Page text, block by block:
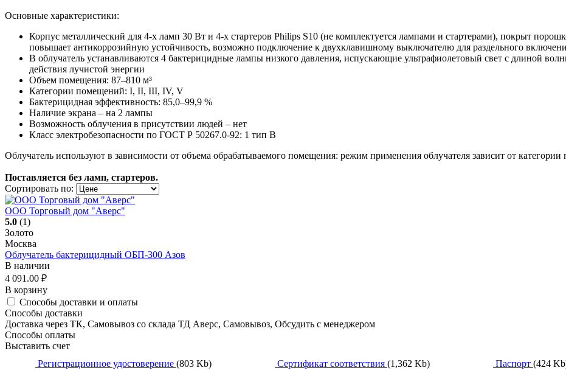
Основные характеристики:
Корпус металлический для 4-х ламп 30 Вт и 4-х стартеров Philips S10 (не комплектуется лампами и стартерами), покрыт
повышает антикоррозийную устойчивость, возможно подключение к двухклавишному выключателю для раздельного
В облучатель устанавливаются 4 бактерицидные лампы низкого давления, испускающие ультрафиолетовый свет с длиной
действия лучистой энергии
Объем помещения: 87–810 м³
Категории помещений: I, II, III, IV, V
Бактерицидная эффективность: 85,0–99,9 %
Наличие экрана – на 2 лампы
Возможность облучения в присутствии людей – нет
Класс электробезопасности по ГОСТ Р 50267.0-92: 1 тип В
Облучатель используют в зависимости от объема обрабатываемого помещения: режим применения облучателя зависит от
Поставляется без ламп, стартеров.
Сортировать по:
ООО Торговый дом "Аверс"
5.0 (1)
Золото
Москва
Облучатель бактерицидный ОБП-300 Азов
В наличии
4 091.00 ₽
В корзину
Способы доставки и оплаты
Способы доставки
Доставка через ТК, Самовывоз со склада ТД Аверс, Самовывоз, Обсудить с менеджером
Способы оплаты
Выставить счет
Регистрационное удостоверение (803 Kb) Сертификат соответствия (1,362 Kb) Паспорт (424